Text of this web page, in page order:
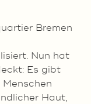
Bremen
Nun hat
Es gibt
Menschen
Haut,